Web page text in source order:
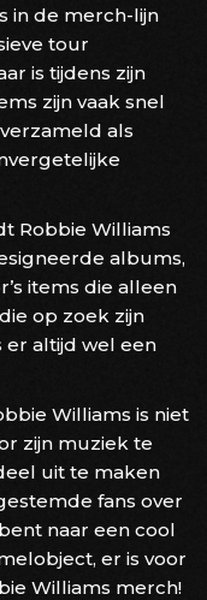
in de merch-lijn
tour
is tijdens zijn
zijn vaak snel
als
Robbie Williams
albums,
items die alleen
op zoek zijn
er altijd wel een
Williams is niet
zijn muziek te
uit te maken
fans over
naar een cool
er is voor
Williams merch!